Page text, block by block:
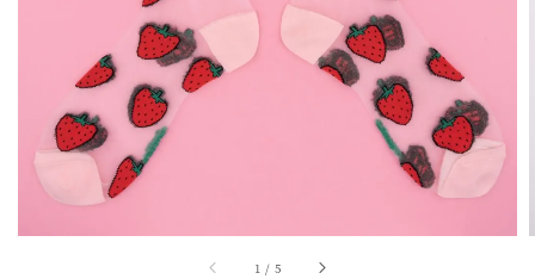
1 / 5